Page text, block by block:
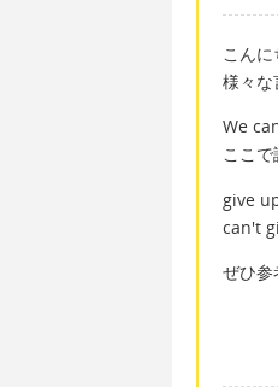
こんに
様々な
We
ここで
give
can't
ぜひ参